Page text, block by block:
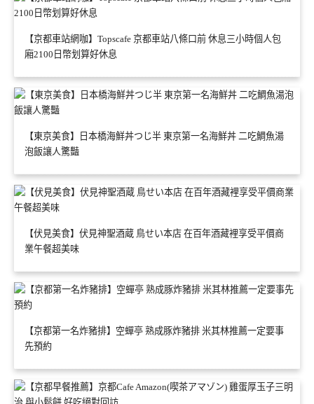
【京都車站網咖】Topscafe 京都車站八條口前 休息三小時個人包
廂2100日幣划算好休息
【東京美食】日本橋海鮮丼つじ半 東京第一名海鮮丼 二吃鯛魚湯
泡飯讓人驚豔
【伏見美食】伏見神聖酒蔵 鳥せい本店 在百年酒藏裡享受平價商
業午餐超美味
【京都第一名炸豬排】空蟬亭 熟成豚炸豬排 米其林推薦一定要事
先預約